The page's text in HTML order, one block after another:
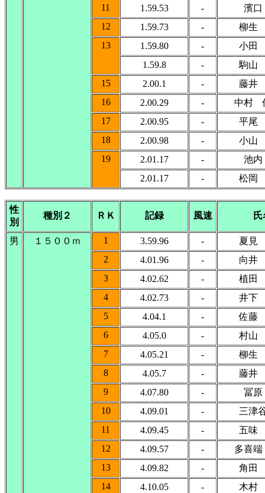
11
1.59.53 -
濱
12
1.59.73 -
柳生
13
1.59.80 -
小田
1.59.8
-
駒山
15
2.00.1 -
藤井
16
2.00.29 -
中村
17
2.00.95 -
平尾
18
2.00.98 -
小山
19
2.01.17 -
池
2.01.17
- 松岡
性
別
種別２ ＲＫ 記録 風速
男 １５００ｍ 1 3.59.96 -
夏見
2
4.01.96 -
向井
3
4.02.62 -
植田
4
4.02.73 -
井下
5
4.04.1 -
佐藤
6
4.05.0 -
村山
7
4.05.21 -
柳生
8
4.05.7 -
藤井
9
4.07.80 -
冨
10
4.09.01 -
三津
11
4.09.45 -
五味
12
4.09.57 -
多喜
13
4.09.82 -
角田
14
4.10.05 - 木村